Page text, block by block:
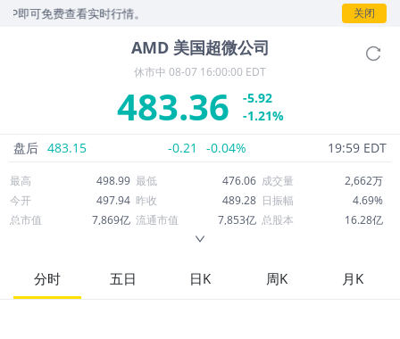
免费查看实时行情。 关闭
AMD 美国超微公司
休市中 08-07 16:00:00 EDT
483.36
-5.92
-1.21%
盘后 483.15 -0.21 -0.04% 19:59 EDT
最高 498.99 最低 476.06 成交量
2,662万
今开
497.94 昨收 489.28 日振幅
4.69%
总市值
7,869亿 流通市值 7,853亿 总股本
16.28亿
52周最高
584.73 市盈率
123.94
股息
分时 五日 日K 周K 月K